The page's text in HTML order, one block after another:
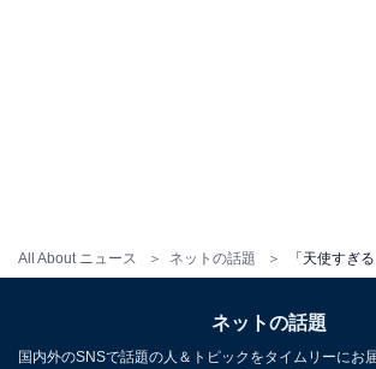
All About ニュース ネットの話題
ネットの話題
国内外のSNSで話題の人＆トピックをタイムリーにお